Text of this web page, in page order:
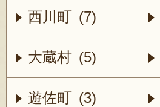
西川町 (7)
大蔵村 (5)
遊佐町 (3)